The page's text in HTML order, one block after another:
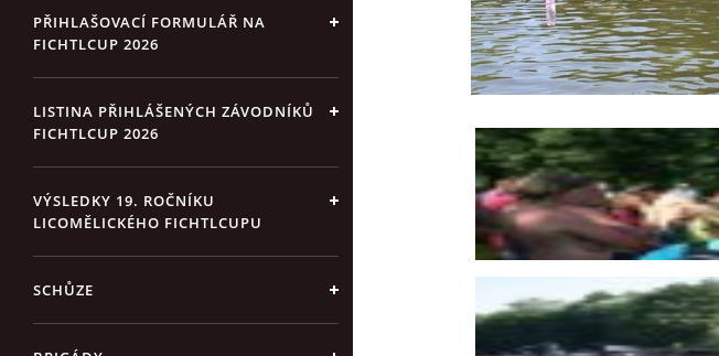
PŘIHLAŠOVACÍ FORMULÁŘ NA
FICHTLCUP 2026
LISTINA PŘIHLÁŠENÝCH ZÁVODNÍKŮ
FICHTLCUP 2026
VÝSLEDKY 19. ROČNÍKU
LICOMĚLICKÉHO FICHTLCUPU
SCHŮZE